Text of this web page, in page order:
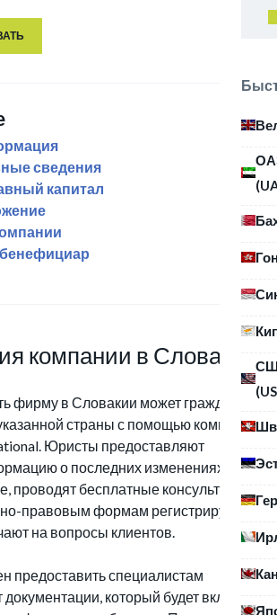
сведения
капитал
компании в Словакии
фирму в Словакии может гражданин
страны с помощью компании
Юристы предоставляют
о последних изменениях в
проводят бесплатные консультации
правовым формам регистрируемых
на вопросы клиентов.
предоставить специалистам
который будет включать